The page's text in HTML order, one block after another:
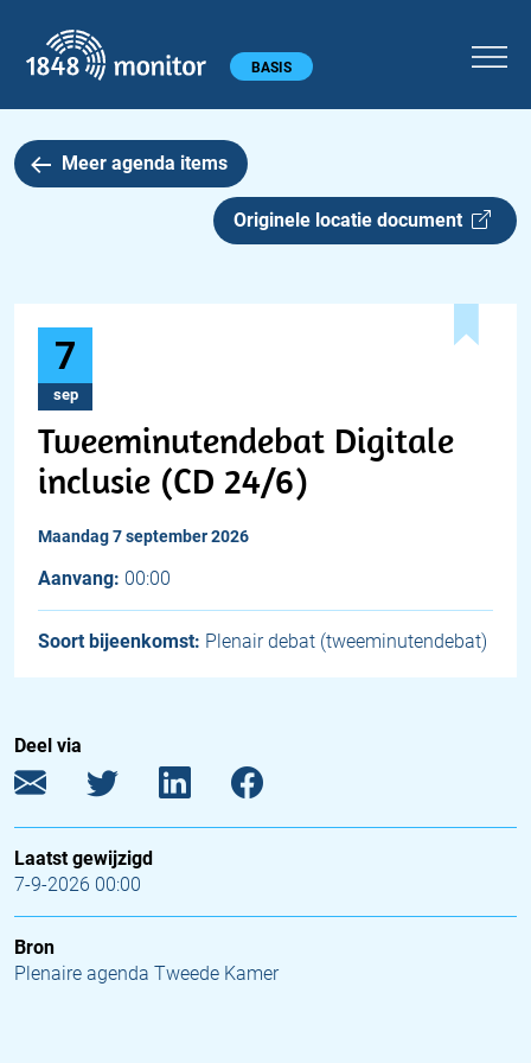
Hoofdmenu BASIS
Meer agenda items
Originele locatie document
7
sep
Tweeminutendebat Digitale
inclusie (CD 24/6)
maandag 7 september 2026
Aanvang: 00:00
Soort bijeenkomst: Plenair debat (tweeminutendebat)
Deel via
Laatst gewijzigd
7-9-2026 00:00
Bron
Plenaire agenda Tweede Kamer